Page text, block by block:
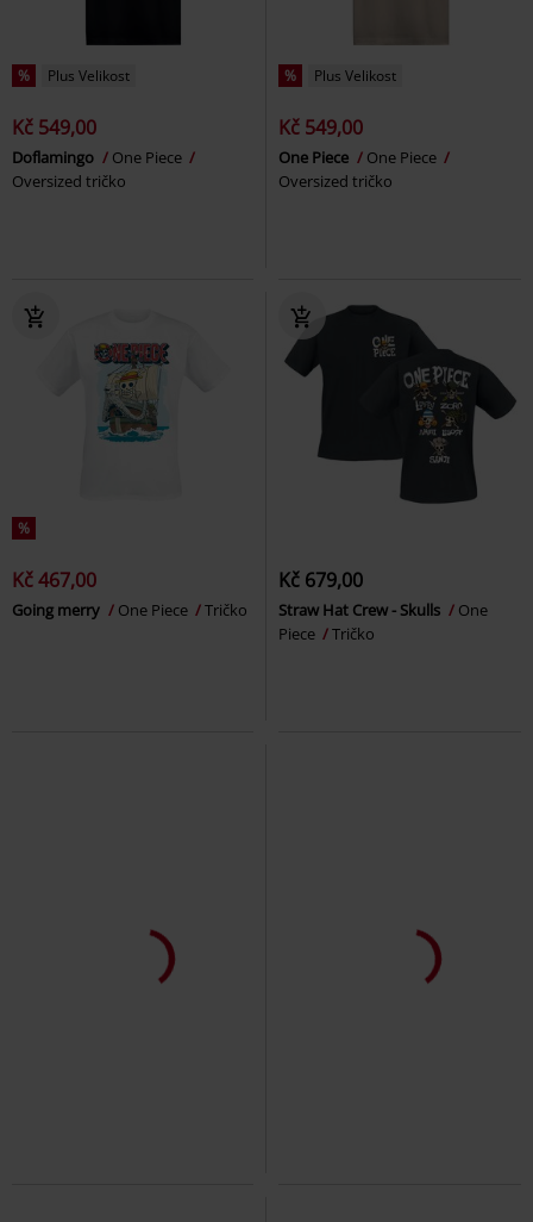
% Plus Velikost
Kč 549,00
Doflamingo
One Piece
Oversized tričko
% Plus Velikost
Kč 549,00
One Piece
One Piece
Oversized tričko
%
Kč 467,00
Going merry One Piece Tričko
Kč 679,00
Straw Hat Crew - Skulls
One
Piece
Tričko